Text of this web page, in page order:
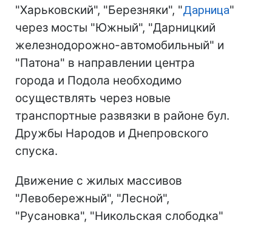
"Харьковский", "Березняки", "Дарница"
через мосты "Южный", "Дарницкий
железнодорожно-автомобильный" и
"Патона" в направлении центра
города и Подола необходимо
осуществлять через новые
транспортные развязки в районе бул.
Дружбы Народов и Днепровского
спуска.
Движение с жилых массивов
"Левобережный", "Лесной",
"Русановка", "Никольская слободка"